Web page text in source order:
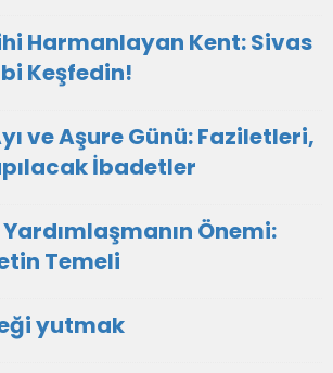
Harmanlayan Kent: Sivas
Keşfedin!
ve Aşure Günü: Faziletleri,
İbadetler
Önemi:
Temeli
yutmak